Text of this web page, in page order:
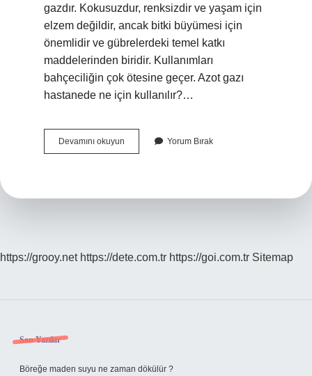
gazdır. Kokusuzdur, renksizdir ve yaşam için
elzem değildir, ancak bitki büyümesi için
önemlidir ve gübrelerdeki temel katkı
maddelerinden biridir. Kullanımları
bahçeciliğin çok ötesine geçer. Azot gazı
hastanede ne için kullanılır?…
Devamını okuyun
Tankı
Yorum Bırak
https://grooy.net https://dete.com.tr https://goi.com.tr Sitemap
Sidebar
Son Yazılar
Böreğe maden suyu ne zaman dökülür ?